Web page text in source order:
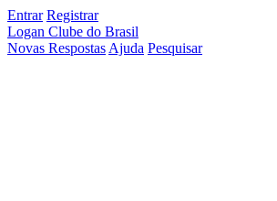
Entrar Registrar
Logan Clube do Brasil
Novas Respostas Ajuda Pesquisar